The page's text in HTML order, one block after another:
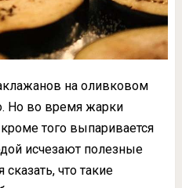
на оливковом
Но во время жарки
того выпаривается
исчезают полезные
что такие